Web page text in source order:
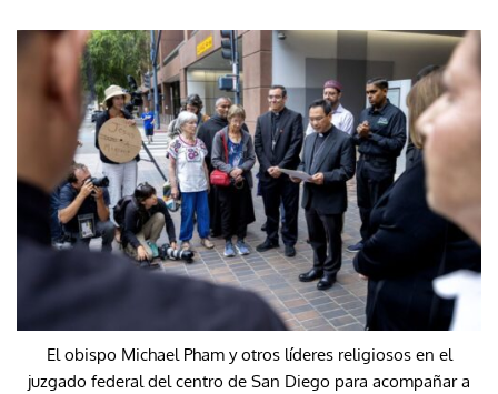
El obispo Michael Pham y otros líderes religiosos en el
juzgado federal del centro de San Diego para acompañar a